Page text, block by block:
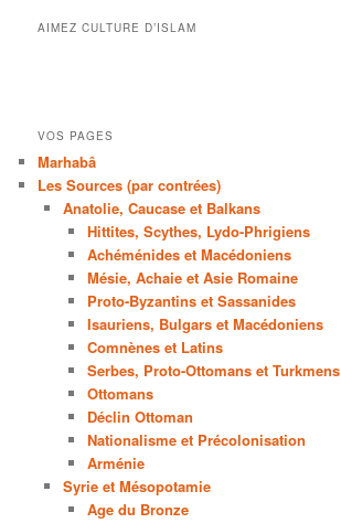
AIMEZ CULTURE D’ISLAM
VOS PAGES
Marhabâ
Les Sources (par contrées)
Anatolie, Caucase et Balkans
Hittites, Scythes, Lydo-Phrigiens
Achéménides et Macédoniens
Mésie, Achaie et Asie Romaine
Proto-Byzantins et Sassanides
Isauriens, Bulgars et Macédoniens
Comnènes et Latins
Serbes, Proto-Ottomans et Turkmens
Ottomans
Déclin Ottoman
Nationalisme et Précolonisation
Arménie
Syrie et Mésopotamie
Age du Bronze